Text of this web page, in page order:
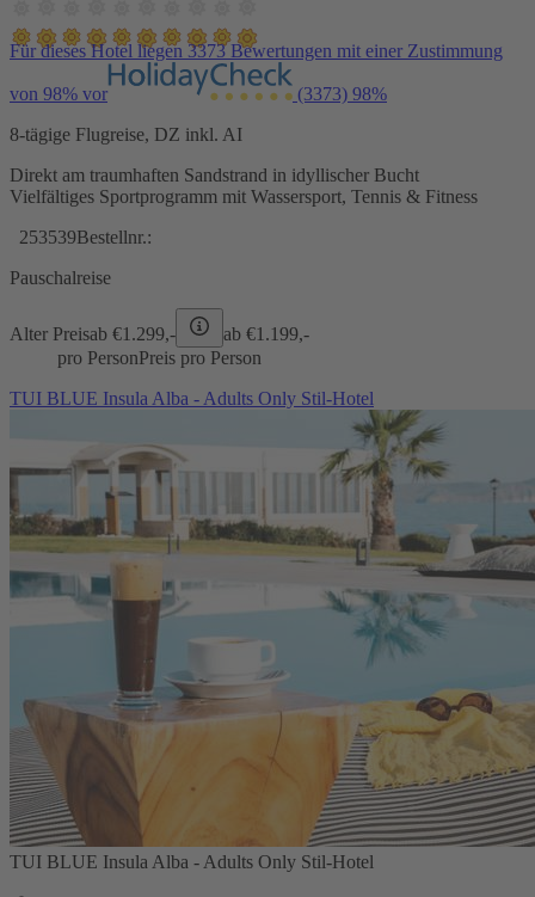
Für dieses Hotel liegen 3373 Bewertungen mit einer Zustimmung
von 98% vor (3373) 98%
8-tägige Flugreise, DZ inkl. AI
Direkt am traumhaften Sandstrand in idyllischer Bucht
Vielfältiges Sportprogramm mit Wassersport, Tennis & Fitness
253539Bestellnr.:
Pauschalreise
Alter Preisab €1.299,- ab €1.199,-
pro PersonPreis pro Person
TUI BLUE Insula Alba - Adults Only Stil-Hotel
TUI BLUE Insula Alba - Adults Only Stil-Hotel